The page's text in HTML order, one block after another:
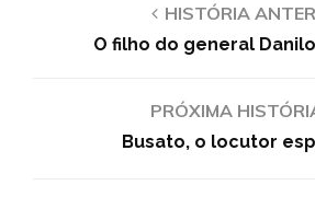
HISTÓRIA
O filho do general
PRÓXIMA
Busato, o locutor